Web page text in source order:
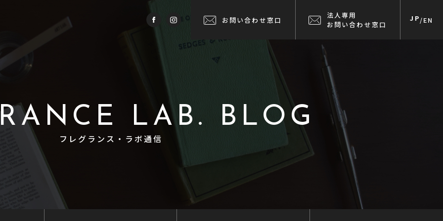
お問い合わせ窓口
法人専用
お問い合わせ窓口
JP/EN
LAB. BLOG
フレグランス・ラボ通信